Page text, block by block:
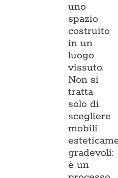
uno
spazio
costruito
in un
luogo
vissuto.
Non si
tratta
solo di
scegliere
mobili
gradevoli:
è un